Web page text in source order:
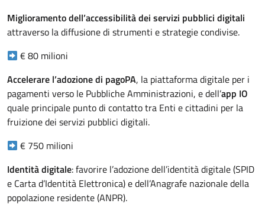
Miglioramento dell’accessibilità dei servizi pubblici digitali
attraverso la diffusione di strumenti e strategie condivise.
€ 80 milioni
Accelerare l’adozione di pagoPA, la piattaforma digitale per i
pagamenti verso le Pubbliche Amministrazioni, e dell’app IO
quale principale punto di contatto tra Enti e cittadini per la
fruizione dei servizi pubblici digitali.
€ 750 milioni
Identità digitale: favorire l’adozione dell’identità digitale (SPID
e Carta d’Identità Elettronica) e dell’Anagrafe nazionale della
popolazione residente (ANPR).